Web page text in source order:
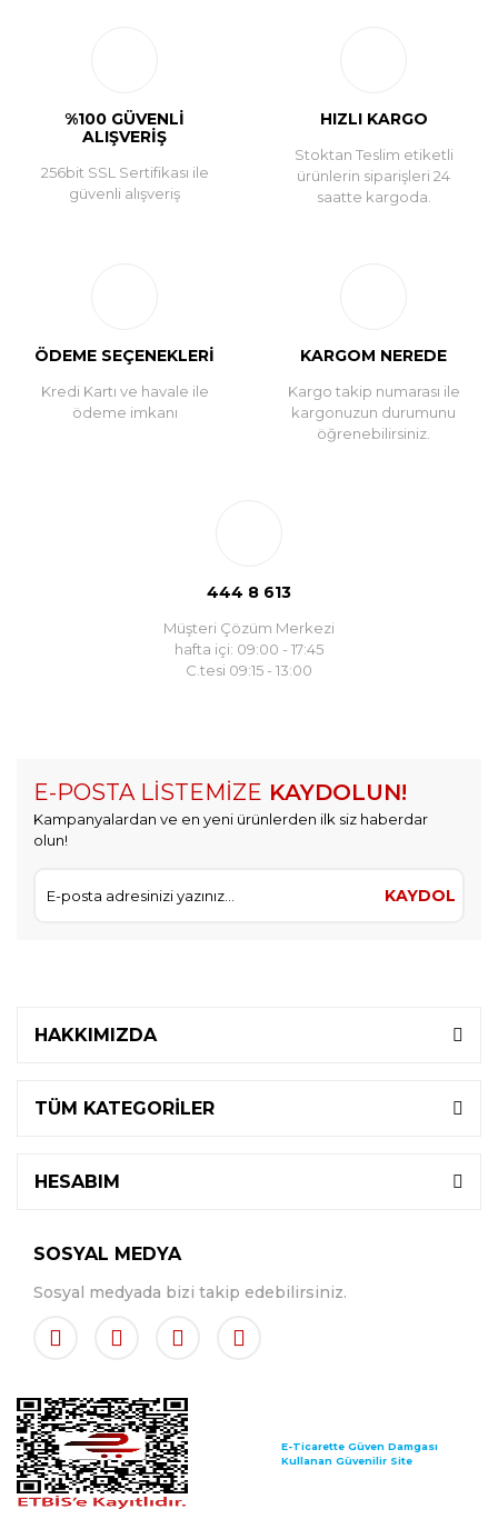
%100 GÜVENLİ
ALIŞVERİŞ
256bit SSL Sertifikası ile
güvenli alışveriş
HIZLI KARGO
Stoktan Teslim etiketli
ürünlerin siparişleri 24
saatte kargoda.
ÖDEME SEÇENEKLERİ
Kredi Kartı ve havale ile
ödeme imkanı
KARGOM NEREDE
Kargo takip numarası ile
kargonuzun durumunu
öğrenebilirsiniz.
444 8 613
Müşteri Çözüm Merkezi
hafta içi: 09:00 - 17:45
C.tesi 09:15 - 13:00
E-POSTA LİSTEMİZE KAYDOLUN!
Kampanyalardan ve en yeni ürünlerden ilk siz haberdar
olun!
KAYDOL
HAKKIMIZDA
TÜM KATEGORİLER
HESABIM
SOSYAL MEDYA
Sosyal medyada bizi takip edebilirsiniz.
E-Ticarette Güven Damgası
Kullanan Güvenilir Site